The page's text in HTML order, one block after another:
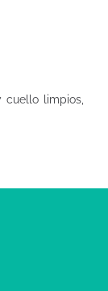
limpios,